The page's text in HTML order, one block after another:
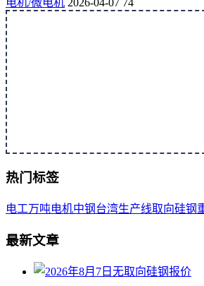
热门标签
电工万吨电机中钢台湾生产线取向硅钢
最新文章